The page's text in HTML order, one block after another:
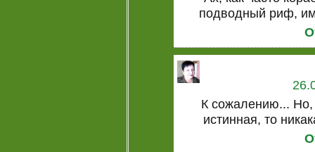
подводный риф,
К сожалению...
истинная, то